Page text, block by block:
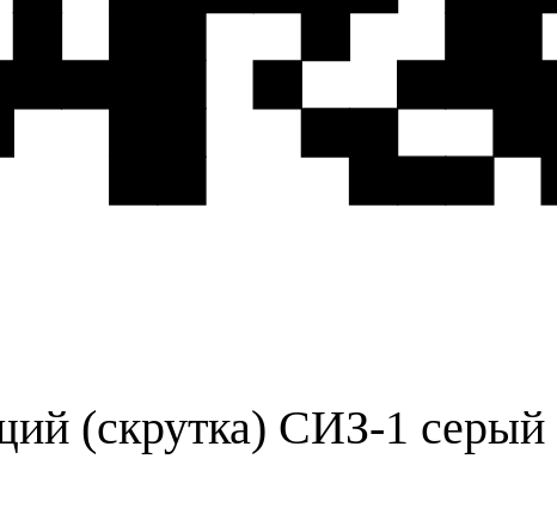
(скрутка) СИЗ-1